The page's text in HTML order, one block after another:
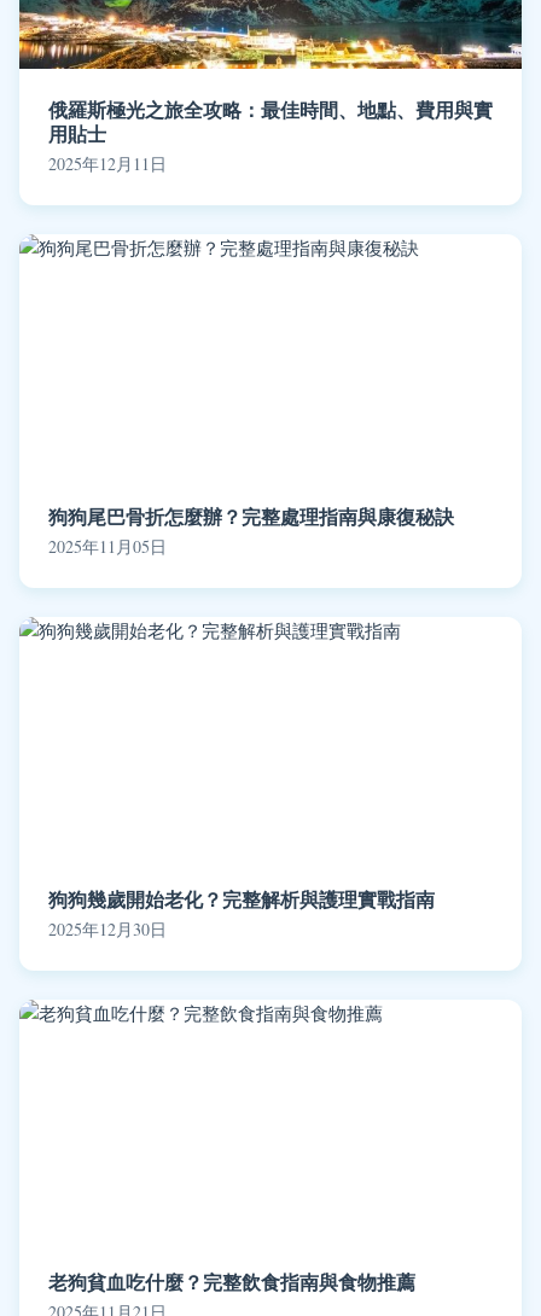
俄羅斯極光之旅全攻略：最佳時間、地點、費用與實
用貼士
2025年12月11日
狗狗尾巴骨折怎麼辦？完整處理指南與康復秘訣
2025年11月05日
狗狗幾歲開始老化？完整解析與護理實戰指南
2025年12月30日
老狗貧血吃什麼？完整飲食指南與食物推薦